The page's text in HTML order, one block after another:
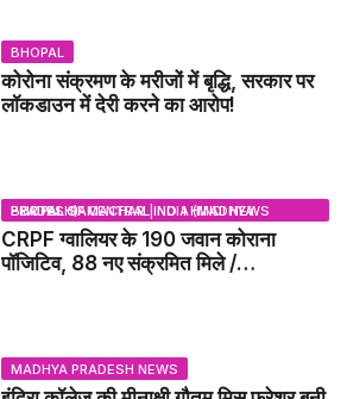
BHOPAL
कोरोना संक्रमण के मरीजों में बृद्धि, सरकार पर
लॉकडाउन में देरी करने का आरोप!
BHOPAL SAMACHAR | NO 1 HINDI NEWS PORTAL OF CENTRAL INDIA (MADHYA PRADESH)
CRPF ग्वालियर के 190 जवान कोराना
पॉजिटिव, 88 नए संक्रमित मिले /
MADHYA PRADESH NEWS